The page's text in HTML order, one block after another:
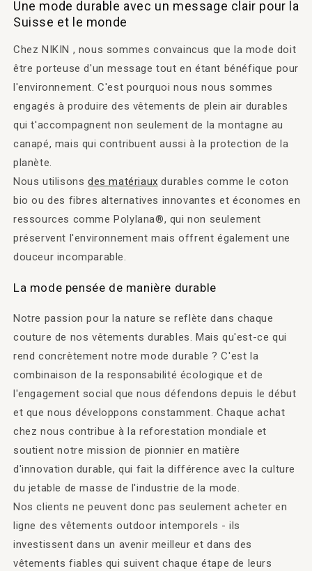
Une mode durable avec un message clair pour la
Suisse et le monde
Chez NIKIN , nous sommes convaincus que la mode doit
être porteuse d'un message tout en étant bénéfique pour
l'environnement. C'est pourquoi nous nous sommes
engagés à produire des vêtements de plein air durables
qui t'accompagnent non seulement de la montagne au
canapé, mais qui contribuent aussi à la protection de la
planète.
Nous utilisons des matériaux durables comme le coton
bio ou des fibres alternatives innovantes et économes en
ressources comme Polylana®, qui non seulement
préservent l'environnement mais offrent également une
douceur incomparable.
La mode pensée de manière durable
Notre passion pour la nature se reflète dans chaque
couture de nos vêtements durables. Mais qu'est-ce qui
rend concrètement notre mode durable ? C'est la
combinaison de la responsabilité écologique et de
l'engagement social que nous défendons depuis le début
et que nous développons constamment. Chaque achat
chez nous contribue à la reforestation mondiale et
soutient notre mission de pionnier en matière
d'innovation durable, qui fait la différence avec la culture
du jetable de masse de l'industrie de la mode.
Nos clients ne peuvent donc pas seulement acheter en
ligne des vêtements outdoor intemporels - ils
investissent dans un avenir meilleur et dans des
vêtements fiables qui suivent chaque étape de leurs